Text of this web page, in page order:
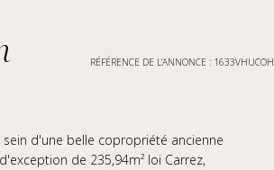
RÉFÉRENCE DE L’ANNONCE : 1633VHUCOH
d'une belle copropriété ancienne
de 235,94m² loi Carrez,